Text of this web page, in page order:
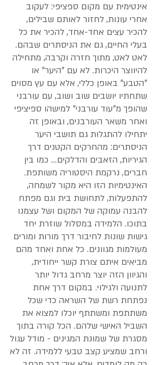
אינטימית עם מקום ספציפי: לעקוב
אחרי עונות, לחזור לאותם שבילים,
להכיר עצים אחד-אחד, להכיר את כל
בעלי החיים, גם את הניסתרים שבהם.
לאט לאט, מתוך חזרה וקרבה, מתחילה
להיווצר היכרות. לא עם "היער" או
"הטבע" באופן כללי, אלא עם עץ מסוים
שתחתיו יושבים שוב ושוב, עם עורבני
שהופך מ"עוד עורבני" למישהו ספיציפי
ואחר משאר העורבנים, ובאופן זה
יתחילו להתגלות גם תושבי היער
הניסתרים: מהחרקים הקטנים דרך
הגיריות, הזאבים והדלקים... כמו בין
חברים, נרקמת היסטוריה משותפת.
האינטימיות הזו היא מקור לשמחה,
להתפעלות, לתחושת בית וגם מפתח
להבנה עמוקה של המקום ושל עצמנו
בתוכו. הלמידה במסלול שוזרת יחד
גישות שונות לחיבור דרך מורות ומורים
מעולמות מגוונים. כל אחת ואחד מהם
מביאים איתם צורת קשר ייחודית,
והגיוון הזה יוצר מרחב גדול יותר
לתנועה ולגילוי. במקום דרך אחת
נפתחת רשת של השראה כדי שכל
משתתפת ומשתתף יוכלו למצוא את
השביל האישי שלהם. הכל קורה בתוך
מסגרת של שמונת המגינים - מודל עגול
ורחב שמציע קצב טבעי ללמידה. זה לא